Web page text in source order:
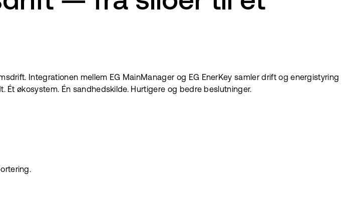
Integrationen mellem EG MainManager og EG EnerKey samler drift og energistyring
økosystem. Én sandhedskilde. Hurtigere og bedre beslutninger.